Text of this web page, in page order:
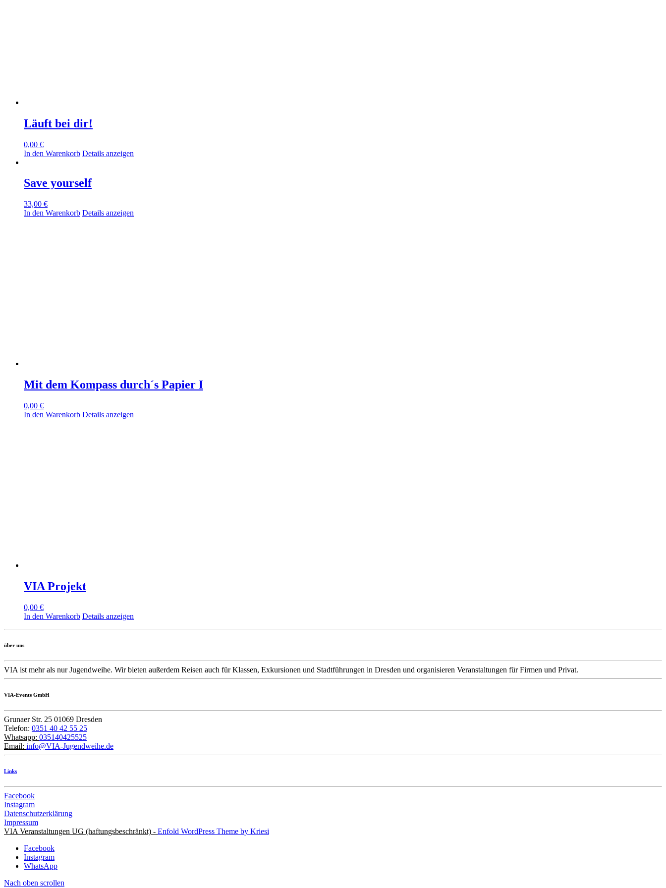
Läuft bei dir!
0,00 €
In den Warenkorb Details anzeigen
Save yourself
33,00 €
In den Warenkorb Details anzeigen
Mit dem Kompass durch´s Papier I
0,00 €
In den Warenkorb Details anzeigen
VIA Projekt
0,00 €
In den Warenkorb Details anzeigen
über uns
VIA ist mehr als nur Jugendweihe. Wir bieten außerdem Reisen auch für Klassen, Exkursionen und Stadtführungen in Dresden und organisieren Veranstaltungen für Firmen und Privat.
VIA-Events GmbH
Grunaer Str. 25 01069 Dresden
Telefon: 0351 40 42 55 25
Whatsapp: 035140425525
Email: info@VIA-Jugendweihe.de
Links
Facebook
Instagram
Datenschutzerklärung
Impressum
VIA Veranstaltungen UG (haftungsbeschränkt) - Enfold WordPress Theme by Kriesi
Facebook
Instagram
WhatsApp
Nach oben scrollen